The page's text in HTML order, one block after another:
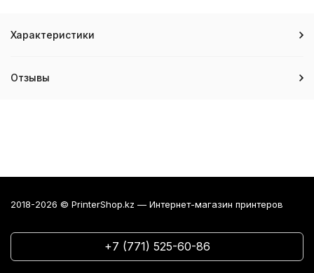
Характеристики
Отзывы
2018-2026 © PrinterShop.kz — Интернет-магазин принтеров
+7 (771) 525-60-86